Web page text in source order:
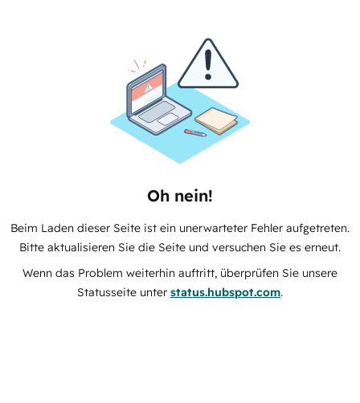
Oh nein!
Beim Laden dieser Seite ist ein unerwarteter Fehler aufgetreten.
Bitte aktualisieren Sie die Seite und versuchen Sie es erneut.
Wenn das Problem weiterhin auftritt, überprüfen Sie unsere
Statusseite unter status.hubspot.com.